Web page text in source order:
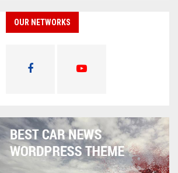
OUR NETWORKS